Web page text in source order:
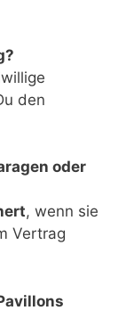
den
oder
, wenn sie
Vertrag